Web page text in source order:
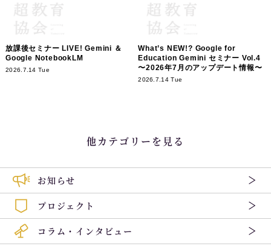
放課後セミナー LIVE! Gemini ＆
Google NotebookLM
2026.7.14 Tue
What’s NEW!? Google for
Education Gemini セミナー Vol.4
〜2026年7月のアップデート情報〜
2026.7.14 Tue
他カテゴリーを見る
お知らせ
プロジェクト
コラム・インタビュー